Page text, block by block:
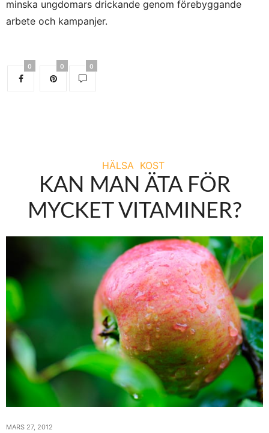
minska ungdomars drickande genom förebyggande
arbete och kampanjer.
0 0 0
HÄLSA KOST
KAN MAN ÄTA FÖR
MYCKET VITAMINER?
MARS 27, 2012